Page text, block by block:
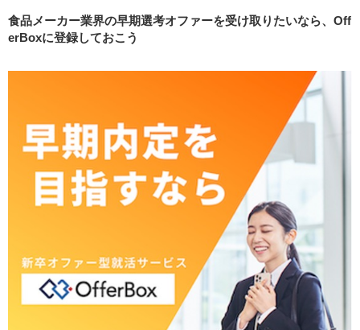
食品メーカー業界の早期選考オファーを受け取りたいなら、Off
erBoxに登録しておこう